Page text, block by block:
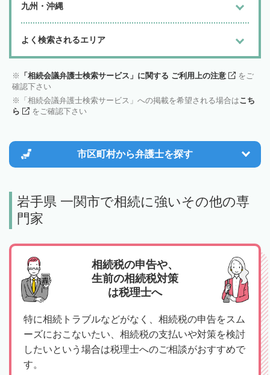
九州・沖縄
よく検索されるエリア
「相続会議弁護士検索サービス」に関する ご利用上の注意
をご
確認下さい
「相続会議弁護士検索サービス」への掲載を希望される場合はこち
ら
をご確認下さい
市区町村から弁護士を探す
岩手県 一関市で相続に強いその他の専
門家
相続税の申告や、
生前の相続税対策
は税理士へ
特に相続トラブルなどがなく、相続税の申告をスム
ーズにおこないたい、相続税の支払いや対策を検討
したいという場合は税理士へのご相談がおすすめで
す。